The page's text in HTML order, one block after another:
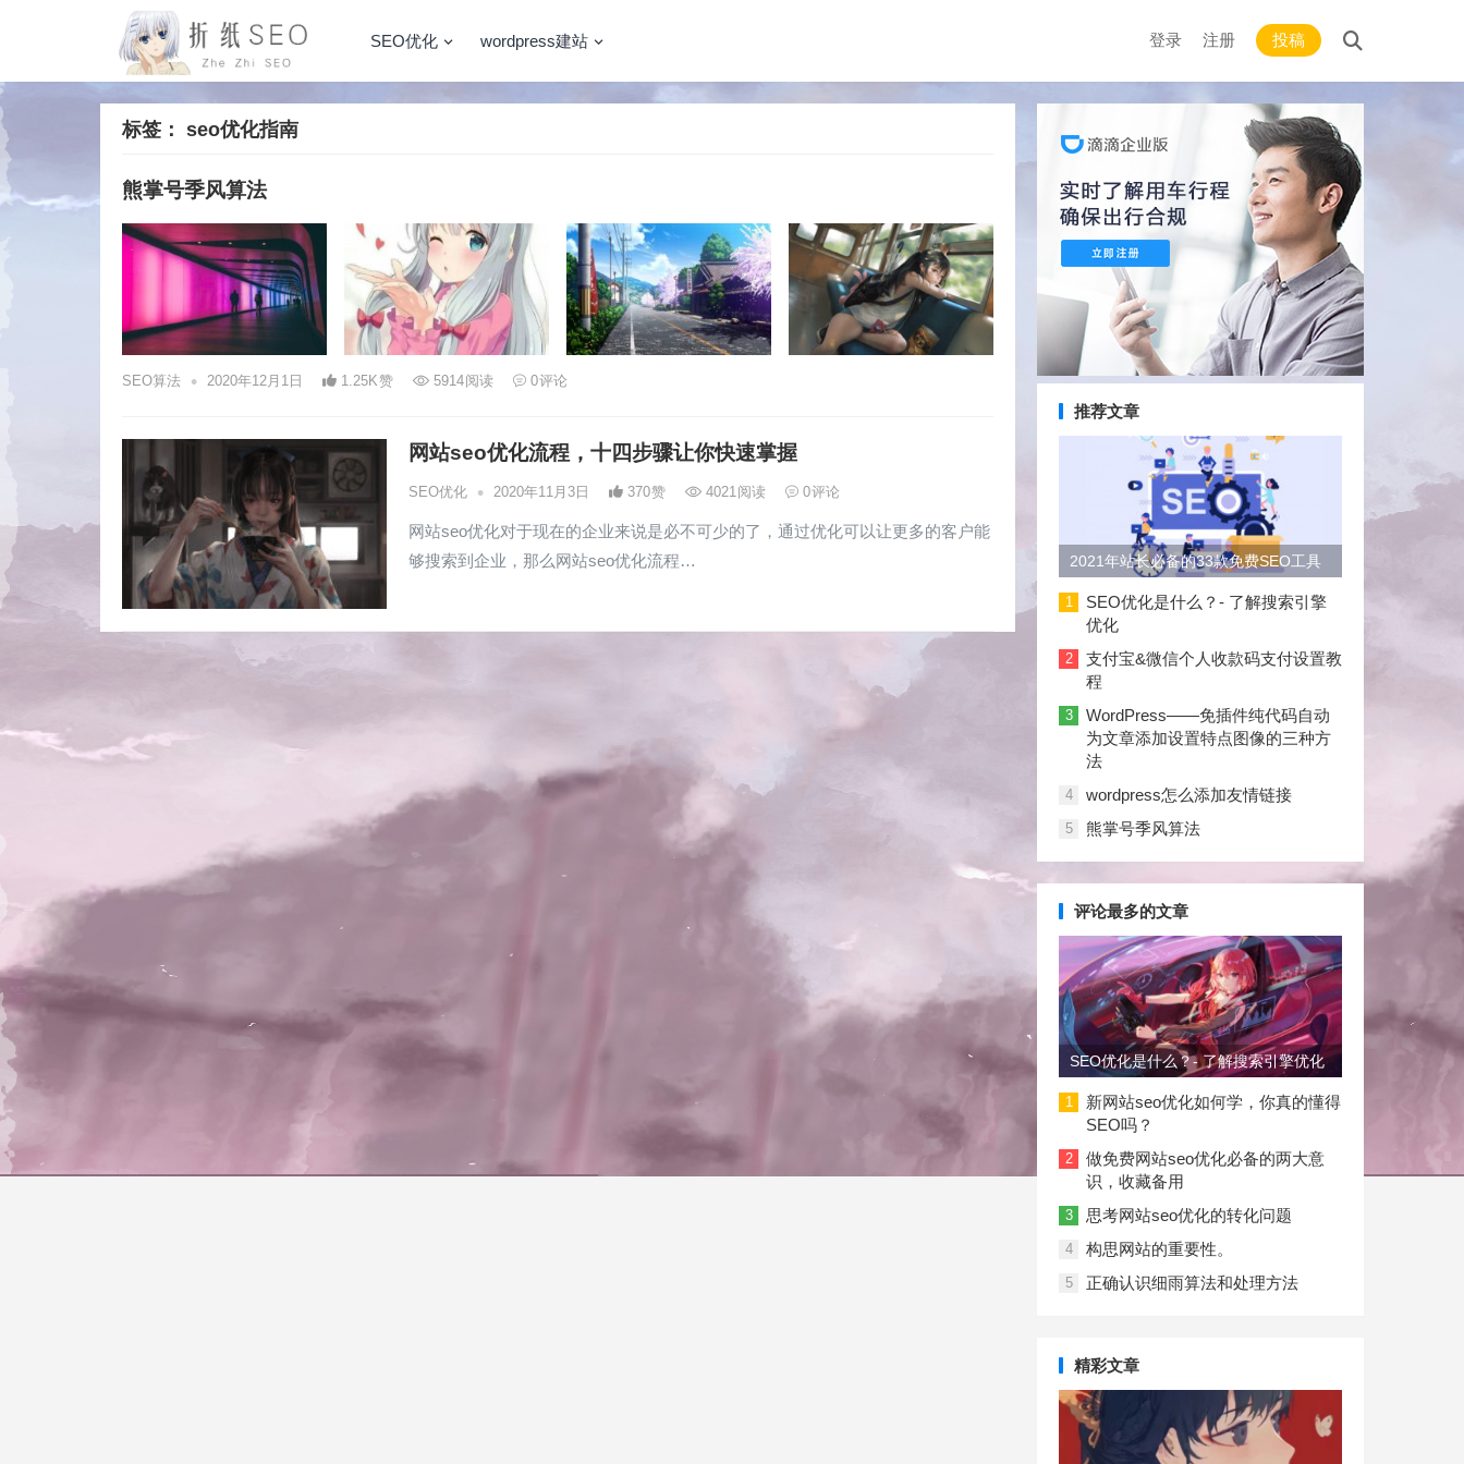
SEO优化 wordpress建站 登录 注册 投稿
标签： seo优化指南
熊掌号季风算法
SEO算法 • 2020年12月1日 1.25K赞 5914阅读 0评论
网站seo优化流程，十四步骤让你快速掌握
SEO优化 • 2020年11月3日 370赞 4021 阅读 0评论
网站seo优化对于现在的企业来说是必不可少的了，通过优化可以让更多的客户能
够搜索到企业，那么网站seo优化流程…
推荐文章
2021年站长必备的33款免费SEO工具
大合集
1
SEO优化是什么？- 了解搜索引擎
优化
2
支付宝&微信个人收款码支付设置教
程
3
WordPress——免插件纯代码自动
为文章添加设置特点图像的三种方
法
4 wordpress怎么添加友情链接
5 熊掌号季风算法
评论最多的文章
SEO优化是什么？- 了解搜索引擎优化
1
新网站seo优化如何学，你真的懂得
SEO吗？
2
做免费网站seo优化必备的两大意
识，收藏备用
3 思考网站seo优化的转化问题
4 构思网站的重要性。
5 正确认识细雨算法和处理方法
精彩文章